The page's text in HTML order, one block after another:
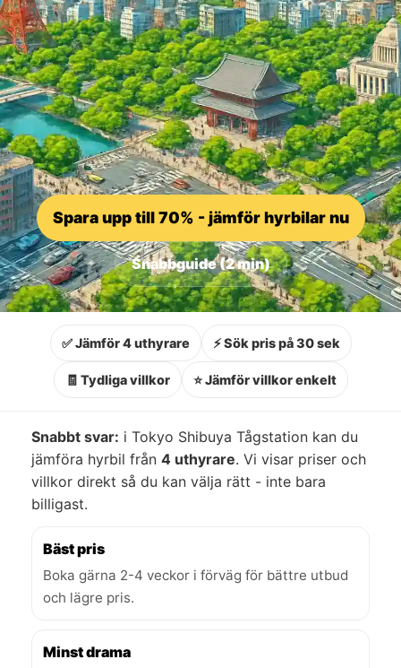
Spara upp till 70% - jämför hyrbilar nu
Snabbguide (2 min)
✅ Jämför 4 uthyrare ⚡ Sök pris på 30 sek
🧾 Tydliga villkor ⭐ Jämför villkor enkelt
Snabbt svar: i Tokyo Shibuya Tågstation kan du
jämföra hyrbil från 4 uthyrare. Vi visar priser och
villkor direkt så du kan välja rätt - inte bara
billigast.
Bäst pris
Boka gärna 2-4 veckor i förväg för bättre utbud
och lägre pris.
Minst drama